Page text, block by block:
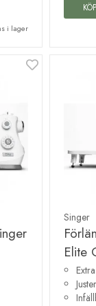
i lager
KÖP
Singer
Elite